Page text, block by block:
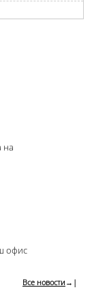
на
офис
Все новости →|